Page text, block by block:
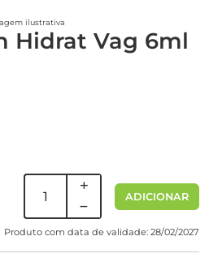
ilustrativa
Hidrat Vag 6ml
ADICIONAR
Produto com data de validade: 28/02/2027